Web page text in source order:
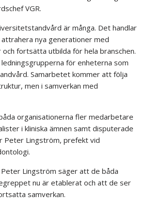
VGR.
är många. Det handlar
nya generationer med
fortsätta utbilda för hela branschen.
för enheterna som
Samarbetet kommer att följa
men i samverkan med
organisationerna fler medarbetare
i kliniska ämnen samt disputerade
Peter Lingström, prefekt vid
Lingström säger att de båda
nu är etablerat och att de ser
samverkan.